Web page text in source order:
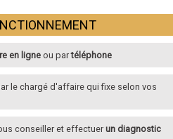
en ligne ou partéléphone
le chargé d'affaire qui fixe selon vos
conseiller et effectuerun diagnostic